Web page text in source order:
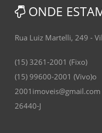
ONDE
Rua Luiz Martelli, 249 -
(15) 3261-2001 (Fixo)
(15) 99600-2001 (Vivo)o
2001imoveis@gmail.com
26440-J